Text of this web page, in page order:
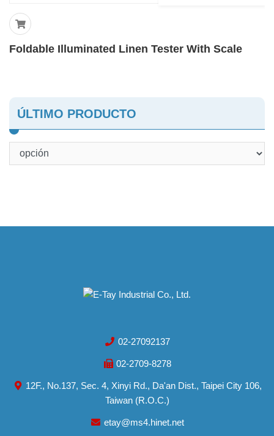
ÚLTIMO PRODUCTO
Foldable Illuminated Linen Tester With Scale
02-27092137
02-2709-8278
12F., No.137, Sec. 4, Xinyi Rd., Da'an Dist., Taipei City 106,
Taiwan (R.O.C.)
etay@ms4.hinet.net